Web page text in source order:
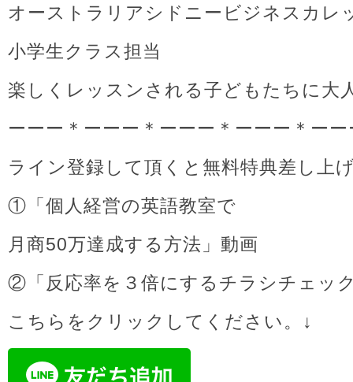
オーストラリアシドニービジネスカレ
小学生クラス担当
楽しくレッスンされる子どもたちに大
ーーー＊ーーー＊ーーー＊ーーー＊ーー
ライン登録して頂くと無料特典差し上
①「個人経営の英語教室で
月商50万達成する方法」動画
②「反応率を３倍にするチラシチェッ
こちらをクリックしてください。↓